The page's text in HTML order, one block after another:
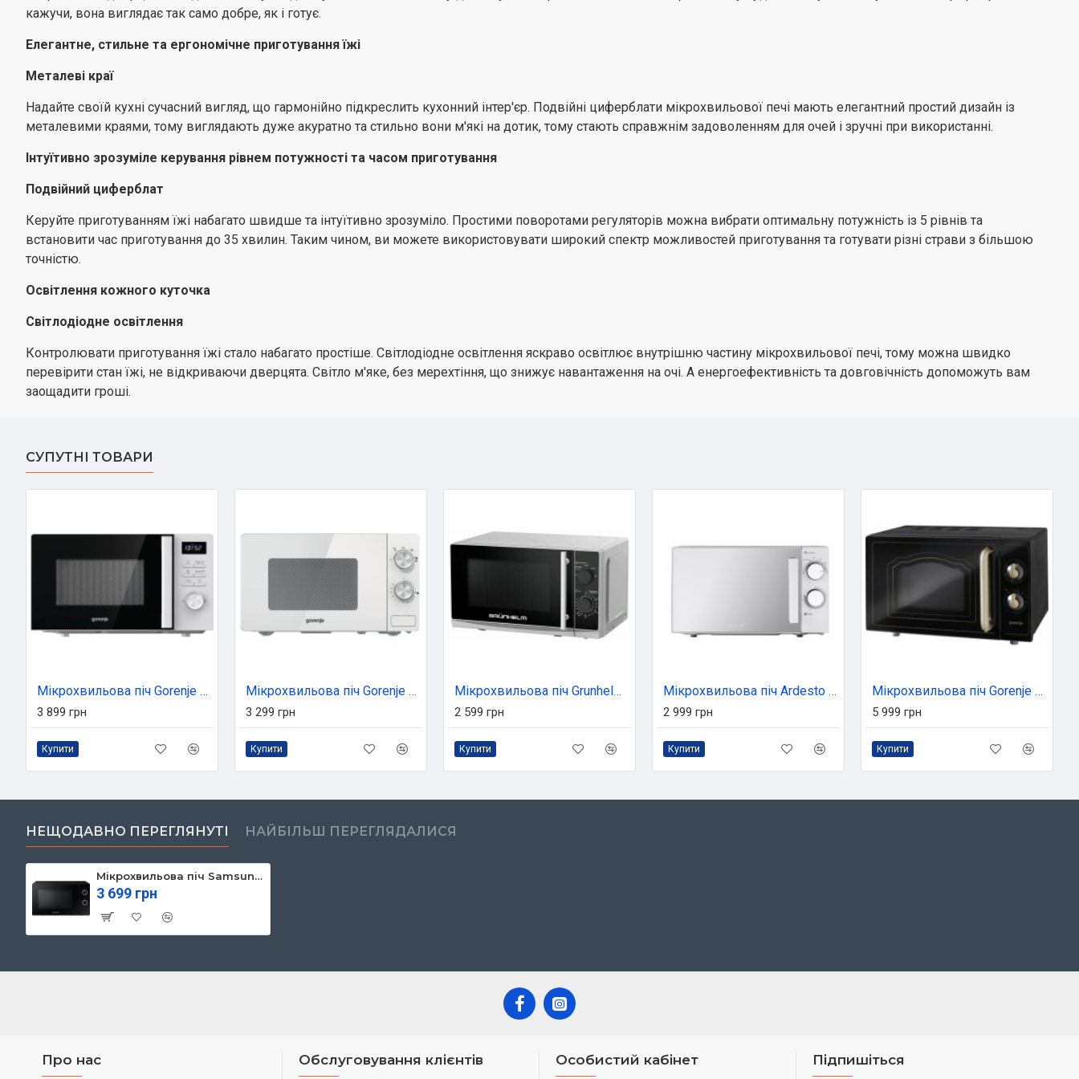
кажучи, вона виглядає так само добре, як і готує.
Елегантне, стильне та ергономічне приготування їжі
Металеві краї
Надайте своїй кухні сучасний вигляд, що гармонійно підкреслить кухонний інтер'єр. Подвійні циферблати мікрохвильової печі мають елегантний простий дизайн із
металевими краями, тому виглядають дуже акуратно та стильно вони м'які на дотик, тому стають справжнім задоволенням для очей і зручні при використанні.
Інтуїтивно зрозуміле керування рівнем потужності та часом приготування
Подвійний циферблат
Керуйте приготуванням їжі набагато швидше та інтуїтивно зрозуміло. Простими поворотами регуляторів можна вибрати оптимальну потужність із 5 рівнів та
встановити час приготування до 35 хвилин. Таким чином, ви можете використовувати широкий спектр можливостей приготування та готувати різні страви з більшою
точністю.
Освітлення кожного куточка
Світлодіодне освітлення
Контролювати приготування їжі стало набагато простіше. Світлодіодне освітлення яскраво освітлює внутрішню частину мікрохвильової печі, тому можна швидко
перевірити стан їжі, не відкриваючи дверцята. Світло м'яке, без мерехтіння, що знижує навантаження на очі. А енергоефективність та довговічність допоможуть вам
заощадити гроші.
СУПУТНІ ТОВАРИ
Мікрохвильова піч Gorenje MO20A3WH
3 899 грн
Купити
Мікрохвильова піч Gorenje MO20E1W2
3 299 грн
Купити
Мікрохвильова піч Grunhelm 20MX730-G
2 599 грн
Купити
Мікрохвильова піч Ardesto GO-S825S
2 999 грн
Купити
Мікрохвильова піч Gorenje MO4250CLB
5 999 грн
Купити
НЕЩОДАВНО ПЕРЕГЛЯНУТІ НАЙБІЛЬШ ПЕРЕГЛЯДАЛИСЯ
Мікрохвильова піч Samsung MS 20 A 3010AL/UA (MS20A3010AL/UA)
3 699 грн
Про нас Обслуговування клієнтів Особистий кабінет Підпишіться